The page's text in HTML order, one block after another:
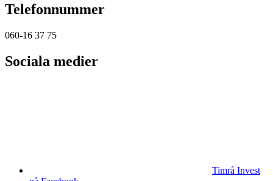
Telefonnummer
060-16 37 75
Sociala medier
Timrå Invest